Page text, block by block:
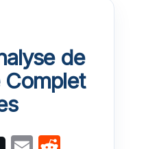
de
Complet